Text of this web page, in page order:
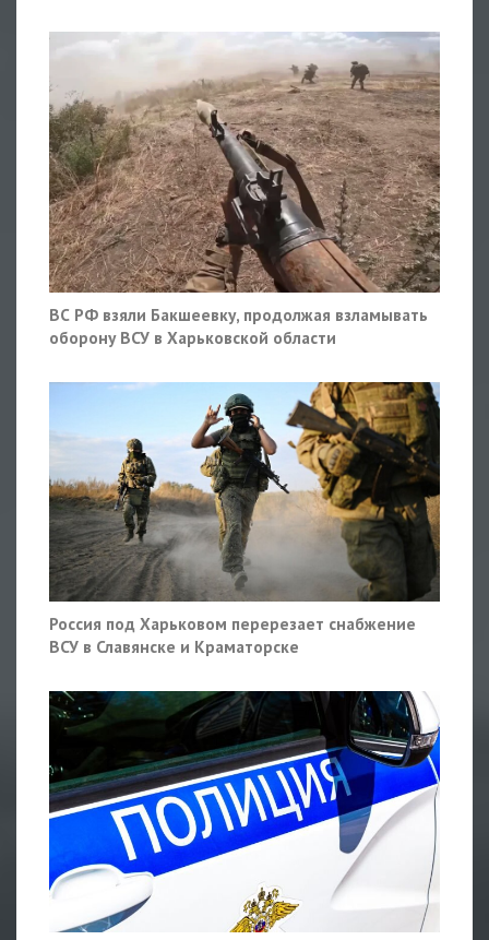
ВС РФ взяли Бакшеевку, продолжая взламывать
оборону ВСУ в Харьковской области
Россия под Харьковом перерезает снабжение
ВСУ в Славянске и Краматорске